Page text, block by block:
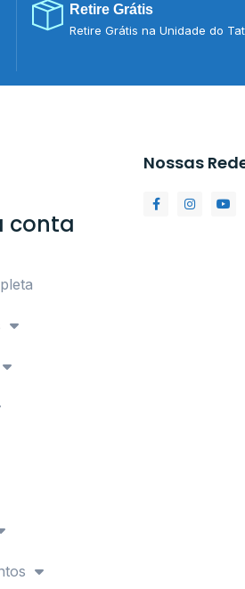
Retire Grátis
Retire Grátis na Unidade do
conta
Nossas